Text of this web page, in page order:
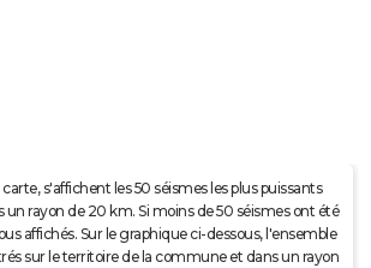
s'affichent les 50 séismes les plus puissants
rayon de 20 km. Si moins de 50 séismes ont été
affichés. Sur le graphique ci-dessous, l'ensemble
sur le territoire de la commune et dans un rayon